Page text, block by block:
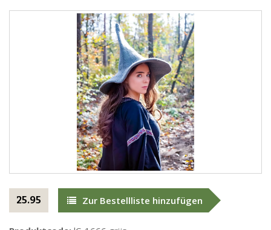
25.95 Zur Bestellliste hinzufügen